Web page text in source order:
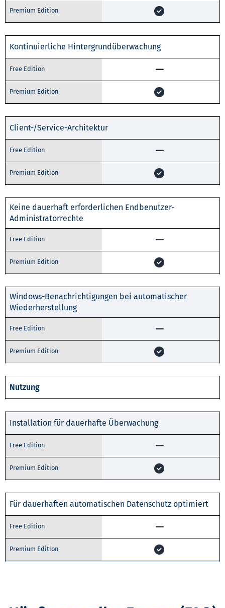
Kontinuierliche Hintergrundüberwachung
Client-/Service-Architektur
Keine dauerhaft erforderlichen Endbenutzer-
Administratorrechte
Windows-Benachrichtigungen bei automatischer
Wiederherstellung
Nutzung
Installation für dauerhafte Überwachung
Für dauerhaften automatischen Datenschutz optimiert